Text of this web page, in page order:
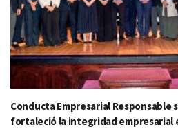
Conducta Empresarial Responsable
fortaleció la integridad empresarial